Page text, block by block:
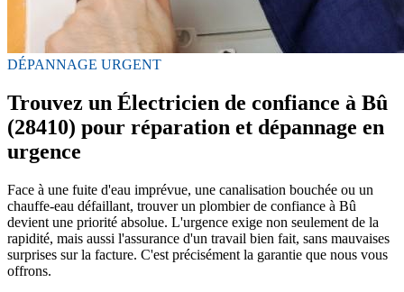
DÉPANNAGE URGENT
Trouvez un Électricien de confiance à Bû
(28410) pour réparation et dépannage en
urgence
Face à une fuite d'eau imprévue, une canalisation bouchée ou un
chauffe-eau défaillant, trouver un plombier de confiance à Bû
devient une priorité absolue. L'urgence exige non seulement de la
rapidité, mais aussi l'assurance d'un travail bien fait, sans mauvaises
surprises sur la facture. C'est précisément la garantie que nous vous
offrons.